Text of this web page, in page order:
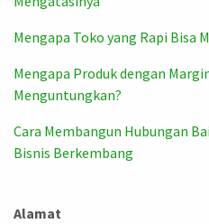
Mengapa Toko yang Rapi Bisa
Mengapa Produk dengan
Menguntungkan?
Cara Membangun Hubungan
Bisnis Berkembang
Alamat